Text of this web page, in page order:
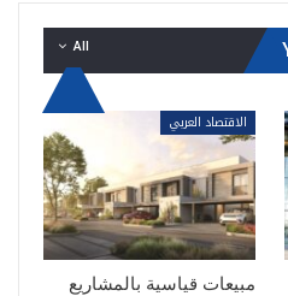
All
الاقتصاد العربي
مبيعات قياسية بالمشاريع